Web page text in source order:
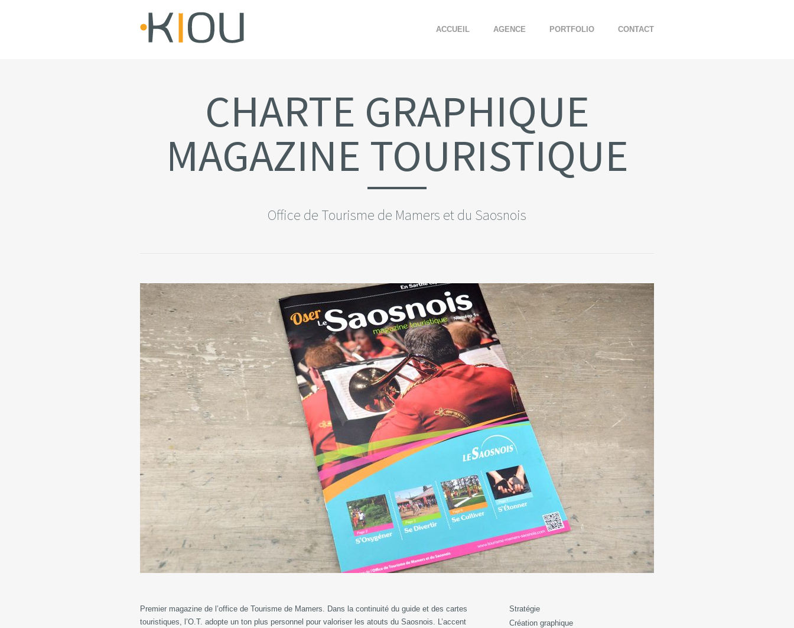
ACCUEIL AGENCE PORTFOLIO CONTACT
CHARTE GRAPHIQUE
MAGAZINE TOURISTIQUE
Office de Tourisme de Mamers et du Saosnois
Premier magazine de l’office de Tourisme de Mamers. Dans la continuité du guide et des cartes
touristiques, l’O.T. adopte un ton plus personnel pour valoriser les atouts du Saosnois. L’accent
Stratégie
Création graphique